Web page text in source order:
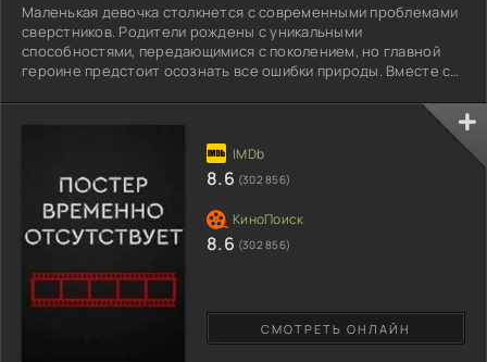
Маленькая девочка столкнется с современными проблемами
сверстников. Родители рождены с уникальными
способностями, передающимися с поколением, но главной
героине предстоит осознать все ошибки природы. Вместе с
смирится с ужасными последствиями правды. Оказывается,
красавица родилась без намека на какую-то сверхсилу, что
сильно ударит по самолюбию и восприятию окружающими.
Территория Колумбии, небольшой городок в окрестности,
становится домом
СМОТРЕТЬ ОНЛАЙН
8.6 (302 856)
8.6 (302 856)